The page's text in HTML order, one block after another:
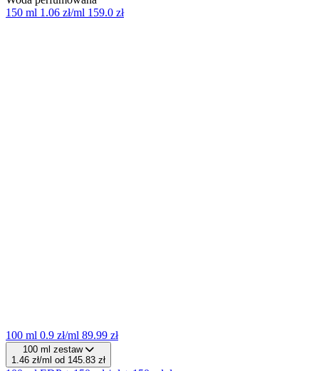
150 ml 1.06 zł/ml 159.0 zł
100 ml 0.9 zł/ml 89.99 zł
100 ml zestaw
1.46 zł/ml od 145.83 zł